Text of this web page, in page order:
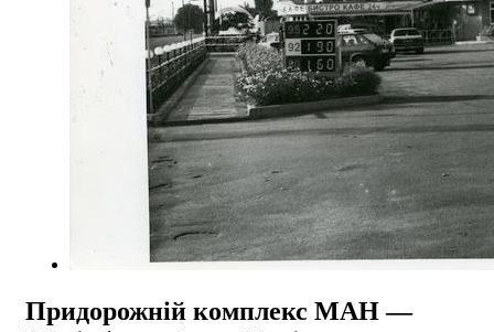
Придорожній комплекс МАН —